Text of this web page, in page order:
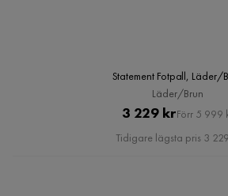
Statement Fotpall, Läder/
Läder/Brun
Pris
3 229 krOriginal
Pris
Förr 5 999
Tidigare lägsta pris 3